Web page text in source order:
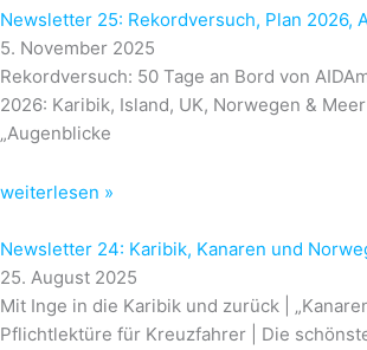
Newsletter 25: Rekordversuch, Plan 2026,
5. November 2025
Rekordversuch: 50 Tage an Bord von
2026: Karibik, Island, UK, Norwegen &
„Augenblicke
weiterlesen »
Newsletter 24: Karibik, Kanaren und
25. August 2025
Mit Inge in die Karibik und zurück |
Pflichtlektüre für Kreuzfahrer | Die